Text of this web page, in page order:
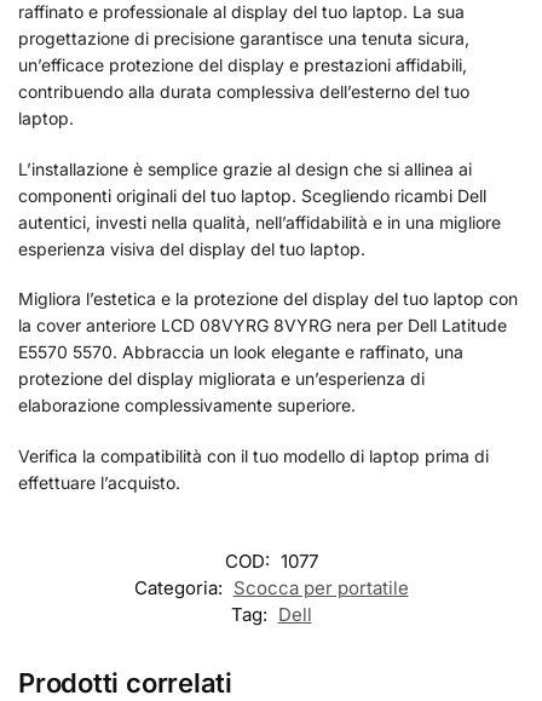
raffinato e professionale al display del tuo laptop. La sua
progettazione di precisione garantisce una tenuta sicura,
un’efficace protezione del display e prestazioni affidabili,
contribuendo alla durata complessiva dell’esterno del tuo
laptop.
L’installazione è semplice grazie al design che si allinea ai
componenti originali del tuo laptop. Scegliendo ricambi Dell
autentici, investi nella qualità, nell’affidabilità e in una migliore
esperienza visiva del display del tuo laptop.
Migliora l’estetica e la protezione del display del tuo laptop con
la cover anteriore LCD 08VYRG 8VYRG nera per Dell Latitude
E5570 5570. Abbraccia un look elegante e raffinato, una
protezione del display migliorata e un’esperienza di
elaborazione complessivamente superiore.
Verifica la compatibilità con il tuo modello di laptop prima di
effettuare l’acquisto.
COD: 1077
Categoria: Scocca per portatile
Tag: Dell
Prodotti correlati